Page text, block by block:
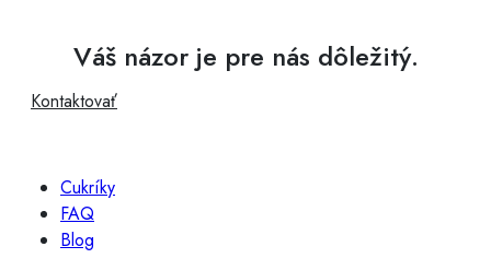
Váš názor je pre nás dôležitý.
Kontaktovať
Cukríky
FAQ
Blog